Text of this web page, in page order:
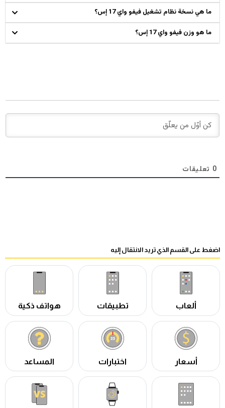
ما هي نسخة نظام تشغيل فيفو واي 17 إس؟
ما هو وزن فيفو واي 17 إس؟
0 تعليقات
اضغط على القسم الذي تريد الانتقال إليه
ألعاب تطبيقات هواتف ذكية
أسعار اختبارات المساعد